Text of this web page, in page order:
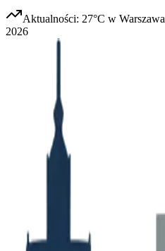
Aktualności: 27°C w Warszawa
2026